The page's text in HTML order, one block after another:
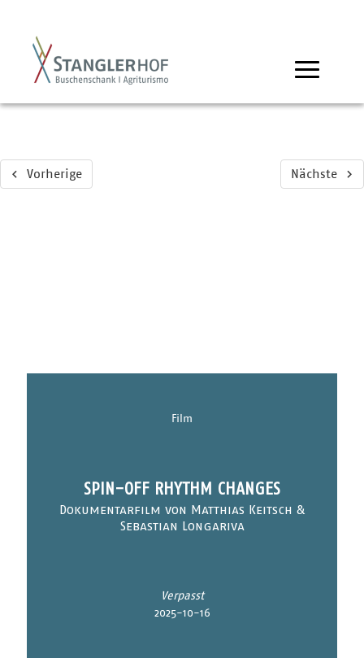
Vorherige Nächste
Film
SPIN-OFF RHYTHM CHANGES
Dokumentarfilm von Matthias Keitsch &
Sebastian Longariva
Verpasst
2025-10-16